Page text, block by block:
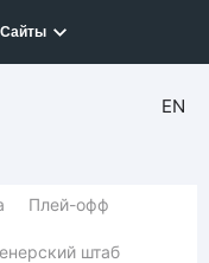
Сайты
EN
Плей-офф
штаб